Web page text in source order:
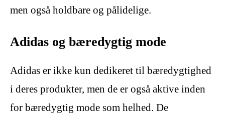
men også holdbare og pålidelige.
Adidas og bæredygtig mode
Adidas er ikke kun dedikeret til bæredygtighed
i deres produkter, men de er også aktive inden
for bæredygtig mode som helhed. De